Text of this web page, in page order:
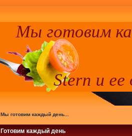
Мы готовим
Stern и ее
Мы готовим каждый день...
Готовим каждый день